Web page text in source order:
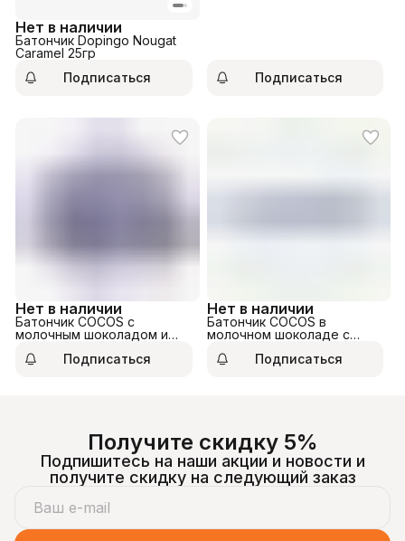
Нет в наличии
Батончик Dopingo Nougat
Caramel 25гр
Подписаться
Подписаться
Нет в наличии
Батончик COCOS с
молочным шоколадом и
Подписаться
Нет в наличии
Батончик COCOS в
молочном шоколаде с
Подписаться
Получите скидку 5%
Подпишитесь на наши акции и новости и
получите скидку на следующий заказ